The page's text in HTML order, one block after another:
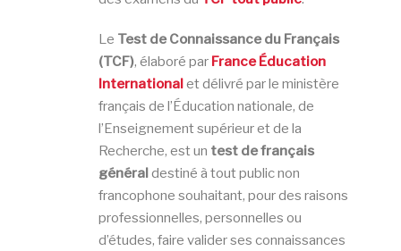
Le Test de Connaissance du Français
(TCF), élaboré par France Éducation
Internationalet délivré par le ministère
français de l’Éducation nationale, de
l’Enseignement supérieur et de la
Recherche, est un test de français
général destiné à tout public non
francophone souhaitant, pour des raisons
professionnelles, personnelles ou
d’études, faire valider ses connaissances